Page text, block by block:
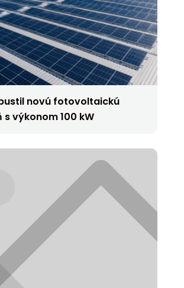
novú fotovoltaickú
výkonom 100 kW